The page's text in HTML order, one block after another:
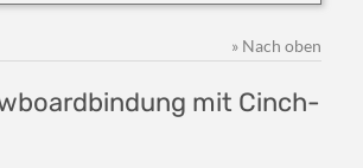
» Nach oben
mit Cinch-